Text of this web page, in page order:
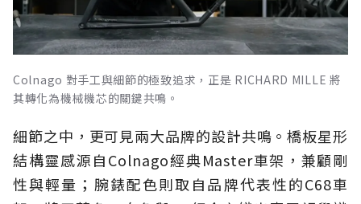
Colnago 對手工與細節的極致追求，正是 RICHARD MILLE 將
其轉化為機械機芯的關鍵共鳴。
細節之中，更可見兩大品牌的設計共鳴。橋板星形
結構靈感源自Colnago經典Master車架，兼顧剛
性與輕量；腕錶配色則取自品牌代表性的C68車